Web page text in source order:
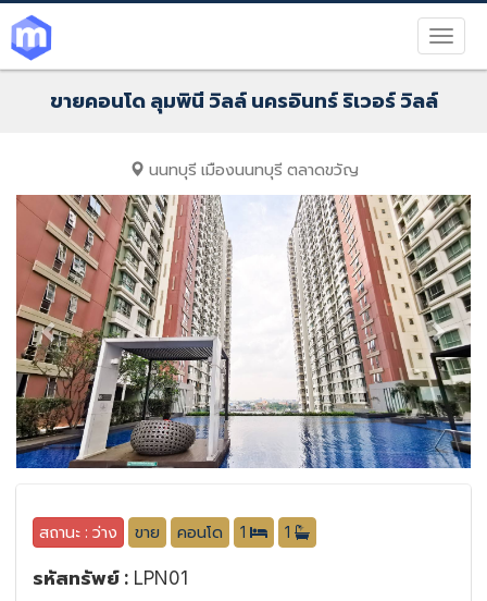
ขายคอนโด ลุมพินี วิลล์ นครอินทร์ ริเวอร์ วิลล์
นนทบุรี เมืองนนทบุรี ตลาดขวัญ
Previous Next
สถานะ : ว่าง ขาย คอนโด 1 1
รหัสทรัพย์ : LPN01